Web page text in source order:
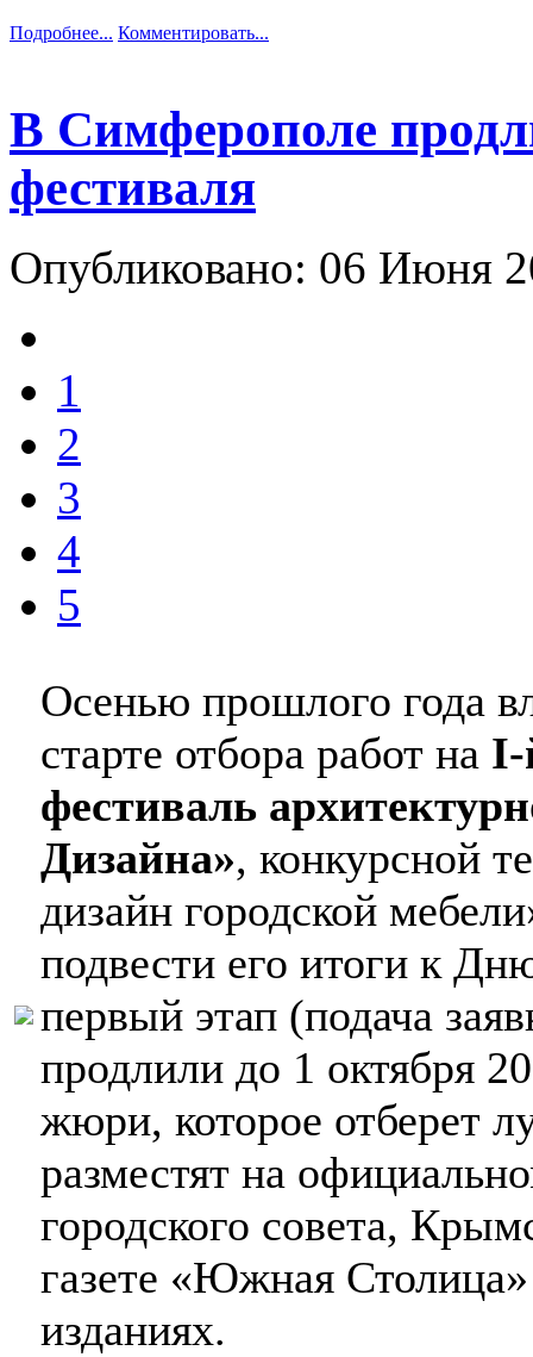
Подробнее... Комментировать...
В Симферополе
фестиваля
Опубликовано: 06 Июня
1
2
3
4
5
Осенью прошлого года
старте отбора работ на I-
фестиваль
Дизайна», конкурсной
дизайн городской
подвести его итоги к
первый этап (подача
продлили до 1 октября
жюри, которое отберет
разместят на
городского совета,
газете «Южная
изданиях.